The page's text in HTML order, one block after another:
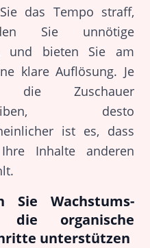
das Tempo straff,
Sie unnötige
und bieten Sie am
klare Auflösung. Je
die Zuschauer
desto
ist es, dass
Inhalte anderen
Sie Wachstums-
die organische
unterstützen